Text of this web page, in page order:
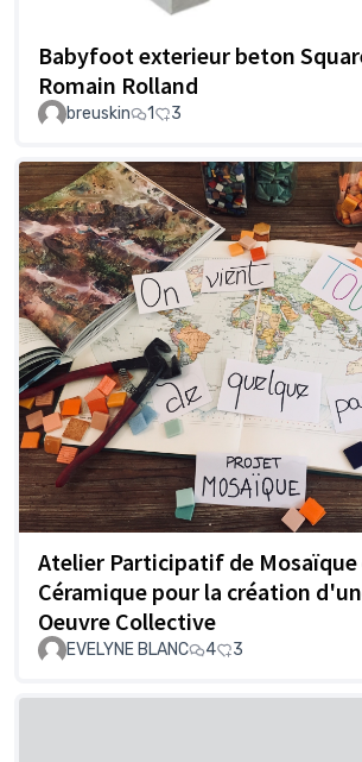
Babyfoot exterieur beton
Romain Rolland
breuskin 1 3
Atelier Participatif de
Céramique pour la création
Oeuvre Collective
EVELYNE BLANC 4 3